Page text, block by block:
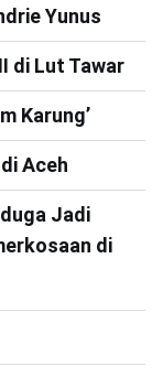
Yunus
di Lut Tawar
Karung’
Aceh
Jadi
di